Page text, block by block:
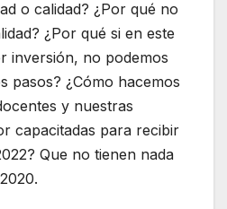
o calidad? ¿Por qué no
¿Por qué si en este
inversión, no podemos
pasos? ¿Cómo hacemos
y nuestras
capacitadas para recibir
Que no tienen nada